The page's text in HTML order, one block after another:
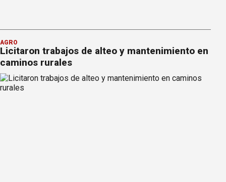
AGRO
Licitaron trabajos de alteo y mantenimiento en
caminos rurales